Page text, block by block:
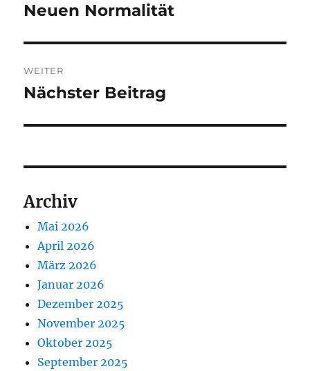
Neuen Normalität
WEITER
Nächster
Nächster Beitrag
Archiv
Mai 2026
April 2026
März 2026
Januar 2026
Dezember 2025
November 2025
Oktober 2025
September 2025